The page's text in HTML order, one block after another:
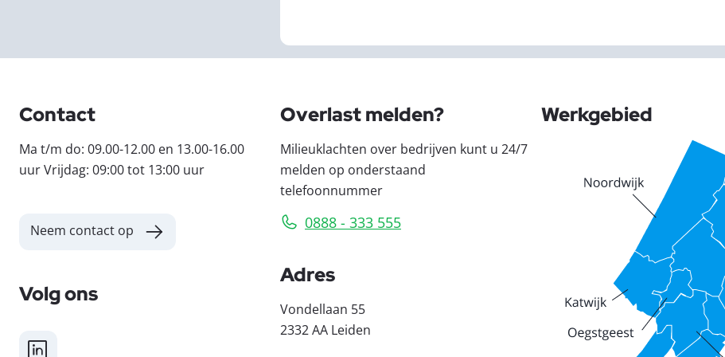
Contact
Ma t/m do: 09.00-12.00 en 13.00-16.00
uur Vrijdag: 09:00 tot 13:00 uur
Neem contact op
Volg ons
LinkedIn
Overlast melden?
Milieuklachten over bedrijven kunt u 24/7
melden op onderstaand
telefoonnummer
0888 - 333 555
Adres
Vondellaan 55
2332 AA Leiden
Werkgebied